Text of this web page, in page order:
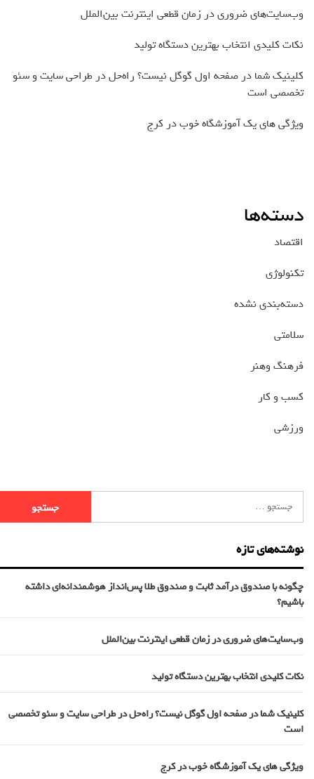
وب‌سایت‌های ضروری در زمان قطعی اینترنت بین‌الملل
نکات کلیدی انتخاب بهترین دستگاه تولید
کلینیک شما در صفحه اول گوگل نیست؟ راه‌حل در طراحی سایت و سئو
تخصصی است
ویژگی های یک آموزشگاه خوب در کرج
دسته‌ها
اقتصاد
تکنولوژی
دسته‌بندی نشده
سلامتی
فرهنگ وهنر
کسب و کار
ورزشی
نوشته‌های تازه
چگونه با صندوق درآمد ثابت و صندوق طلا پس‌انداز هوشمندانه‌ای داشته
باشیم؟
وب‌سایت‌های ضروری در زمان قطعی اینترنت بین‌الملل
نکات کلیدی انتخاب بهترین دستگاه تولید
کلینیک شما در صفحه اول گوگل نیست؟ راه‌حل در طراحی سایت و سئو تخصصی
است
ویژگی های یک آموزشگاه خوب در کرج